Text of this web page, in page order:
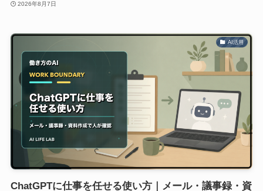
2026年8月7日
AI活用
ChatGPTに仕事を任せる使い方｜メール・議事録・資